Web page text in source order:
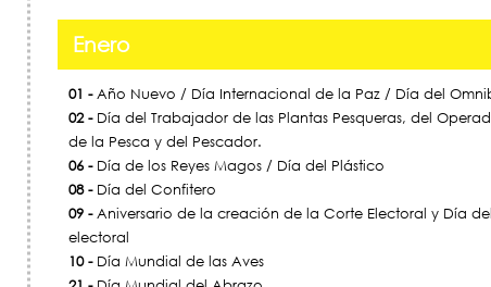
Enero
01 -Año Nuevo / Día Internacional de la Paz / Día del
02 -Día del Trabajador de las Plantas Pesqueras, del
de la Pesca y del Pescador.
06 -Día de los Reyes Magos / Día del Plástico
08 -Día del Confitero
09 -Aniversario de la creación de la Corte Electoral y Día
electoral
10 -Día Mundial de las Aves